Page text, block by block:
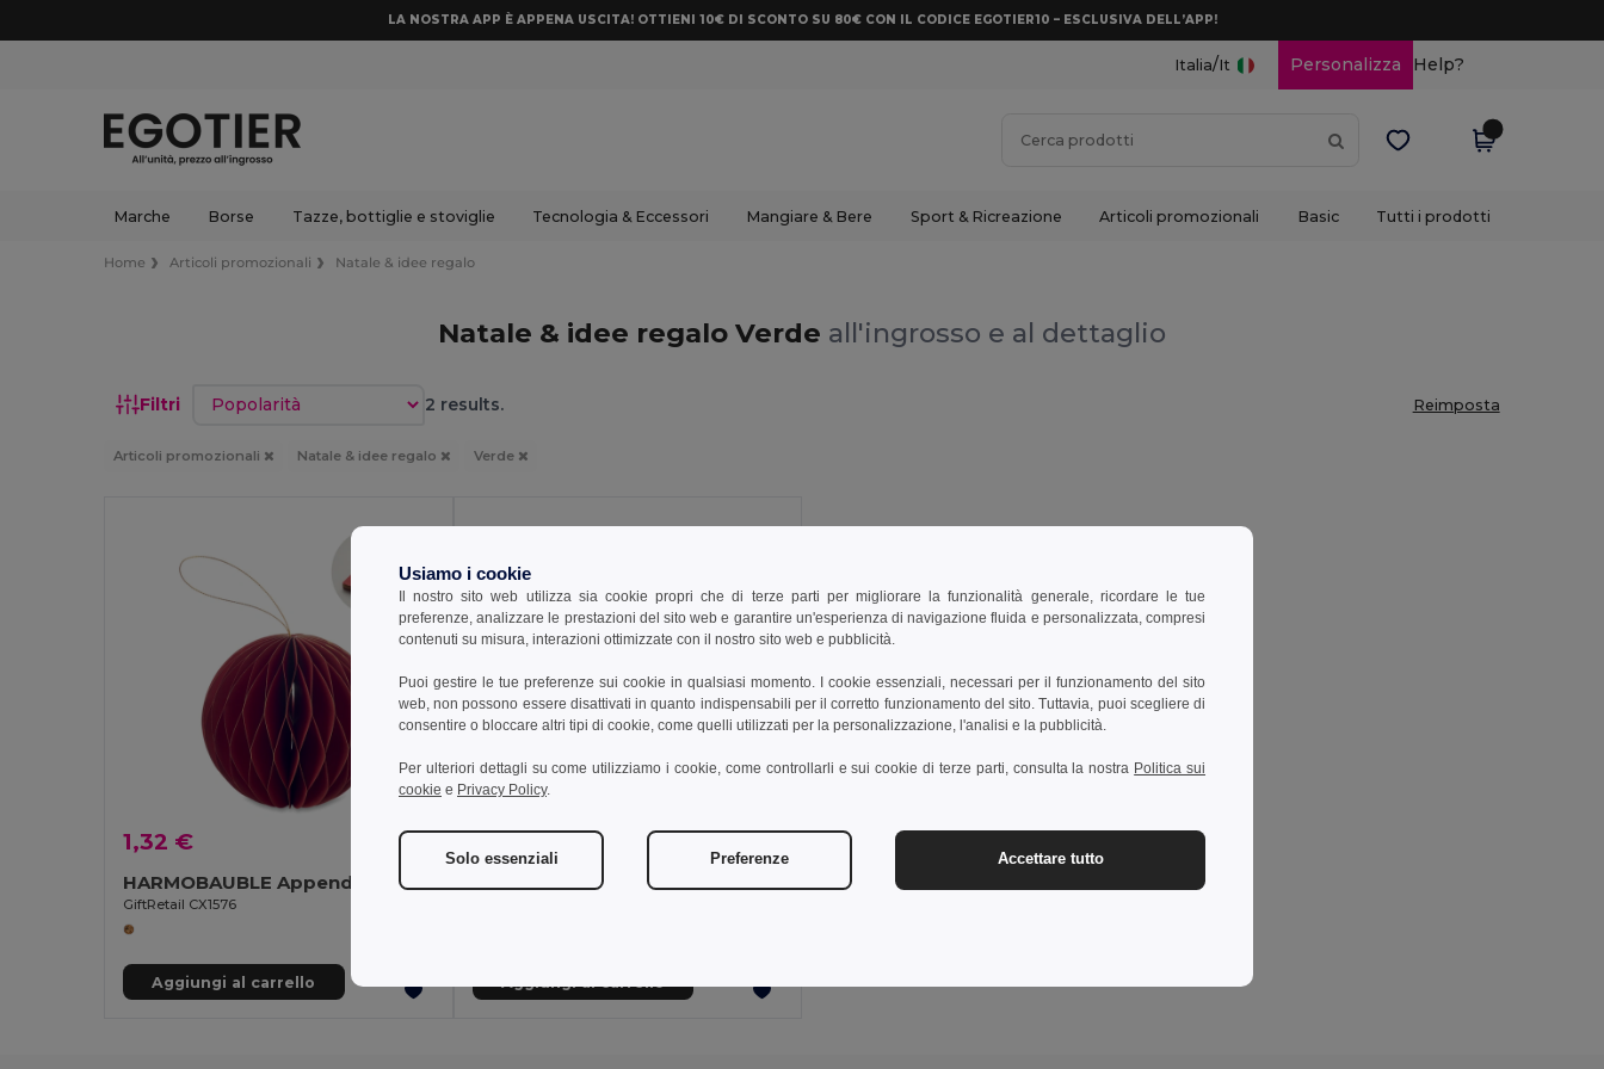
LA NOSTRA APP È APPENA USCITA! OTTIENI 10€ DI SCONTO SU 80€ CON IL CODICE EGOTIER10 – ESCLUSIVA DELL’APP!
Italia/It Personalizza Help?
Marche Borse Tazze, bottiglie e stoviglie Tecnologia & Eccessori Mangiare & Bere Sport & Ricreazione Articoli promozionali Basic Tutti i prodotti
Home Articoli promozionali Natale & idee regalo
Natale & idee regalo Verde all'ingrosso e al dettaglio
Filtri Ordina per 2 results. Reimposta
Articoli promozionali Natale & idee regalo Verde
1,32 €
HARMOBAUBLE Appendiabiti carta pieghevole
GiftRetail CX1576
Aggiungi al carrello
5,15 €
HARMOBIG Decorazione albero di Natale
Usiamo i cookie
Il nostro sito web utilizza sia cookie propri che di terze parti per migliorare la funzionalità generale, ricordare le tue
preferenze, analizzare le prestazioni del sito web e garantire un'esperienza di navigazione fluida e personalizzata, compresi
contenuti su misura, interazioni ottimizzate con il nostro sito web e pubblicità.
Puoi gestire le tue preferenze sui cookie in qualsiasi momento. I cookie essenziali, necessari per il funzionamento del sito
web, non possono essere disattivati in quanto indispensabili per il corretto funzionamento del sito. Tuttavia, puoi scegliere di
consentire o bloccare altri tipi di cookie, come quelli utilizzati per la personalizzazione, l'analisi e la pubblicità.
Per ulteriori dettagli su come utilizziamo i cookie, come controllarli e sui cookie di terze parti, consulta la nostra Politica sui
cookie e Privacy Policy.
Solo essenziali Preferenze Accettare tutto